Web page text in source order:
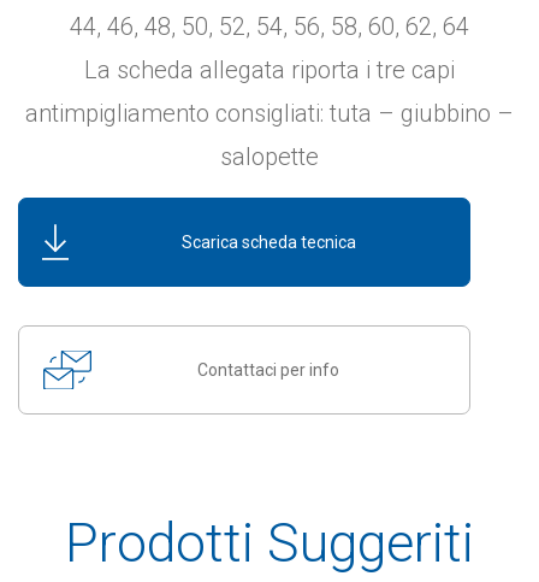
44, 46, 48, 50, 52, 54, 56, 58, 60, 62, 64
La scheda allegata riporta i tre capi
antimpigliamento consigliati: tuta – giubbino –
salopette
Scarica scheda tecnica
Contattaci per info
Prodotti Suggeriti